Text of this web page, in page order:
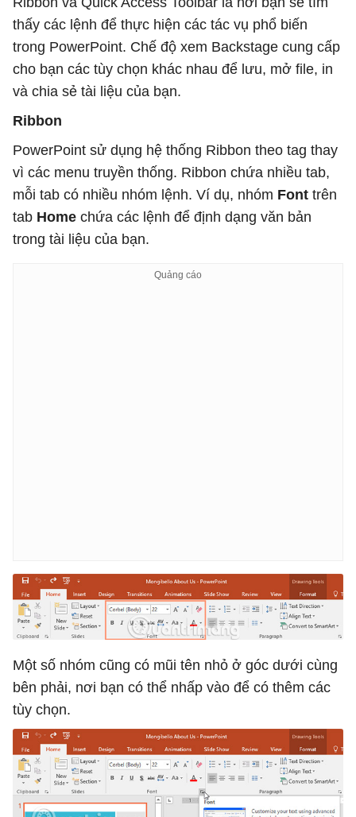
thấy các lệnh để thực hiện các tác vụ phổ biến
trong PowerPoint. Chế độ xem Backstage cung cấp
cho bạn các tùy chọn khác nhau để lưu, mở file, in
và chia sẻ tài liệu của bạn.
Ribbon
PowerPoint sử dụng hệ thống Ribbon theo tag thay
vì các menu truyền thống. Ribbon chứa nhiều tab,
mỗi tab có nhiều nhóm lệnh. Ví dụ, nhóm Font trên
tab Home chứa các lệnh để định dạng văn bản
trong tài liệu của bạn.
Một số nhóm cũng có mũi tên nhỏ ở góc dưới cùng
bên phải, nơi bạn có thể nhấp vào để có thêm các
tùy chọn.